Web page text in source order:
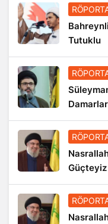
Tutuklu
Güçteyiz